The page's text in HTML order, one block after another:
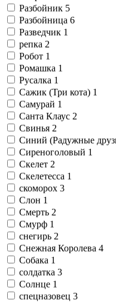
Разбойник 5
Разбойница 6
Разведчик 1
репка 2
Робот 1
Ромашка 1
Русалка 1
Сажик (Три кота) 1
Самурай 1
Санта Клаус 2
Свинья 2
Синий (Радужные
Сиреноголовый 1
Скелет 2
Скелетесса 1
скоморох 3
Слон 1
Смерть 2
Смурф 1
снегирь 2
Снежная Королева 4
Собака 1
солдатка 3
Солнце 1
спецназовец 3